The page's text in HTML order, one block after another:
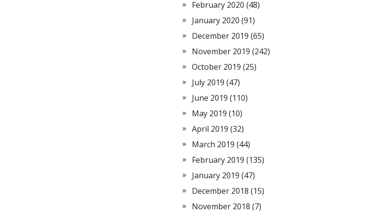
February 2020 (48)
January 2020 (91)
December 2019 (65)
November 2019 (242)
October 2019 (25)
July 2019 (47)
June 2019 (110)
May 2019 (10)
April 2019 (32)
March 2019 (44)
February 2019 (135)
January 2019 (47)
December 2018 (15)
November 2018 (7)